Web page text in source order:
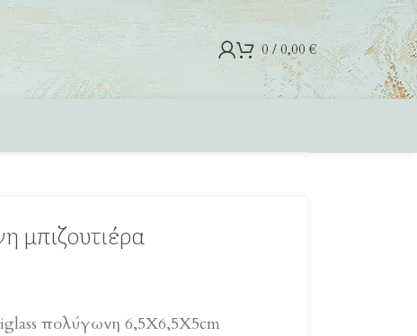
0 / 0,00€
μπιζουτιέρα
πολύγωνη 6,5X6,5X5cm